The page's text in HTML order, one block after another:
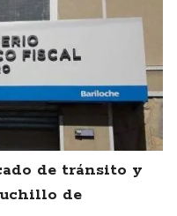
de tránsito y
de